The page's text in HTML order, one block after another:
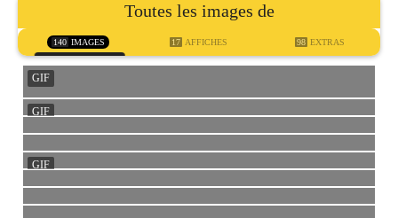
Toutes les images de
140 IMAGES 17 AFFICHES 98 EXTRAS